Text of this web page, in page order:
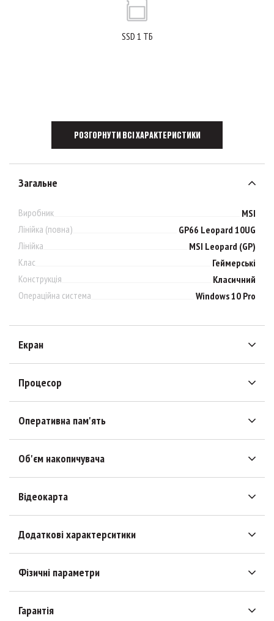
SSD 1 ТБ
РОЗГОРНУТИ ВСІ ХАРАКТЕРИСТИКИ
Загальне
Виробник
MSI
Лінійка (повна)
GP66 Leopard 10UG
Лінійка
MSI Leopard (GP)
Клас
Геймерські
Конструкція
Класичний
Операційна система
Windows 10 Pro
Екран
Процесор
Оперативна пам'ять
Об'єм накопичувача
Відеокарта
Додаткові характерситики
Фізичні параметри
Гарантія